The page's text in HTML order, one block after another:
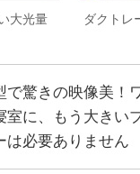
大光量 ダクトレ
で驚きの映像美！
室に、もう大きい
は必要ありません